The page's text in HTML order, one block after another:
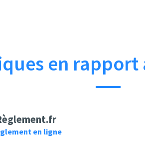
en rapport
en ligne